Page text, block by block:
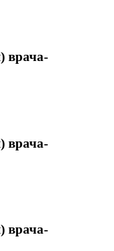
врача-
врача-
врача-